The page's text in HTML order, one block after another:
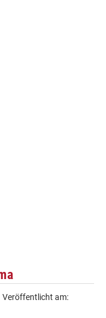
Veröffentlicht am: